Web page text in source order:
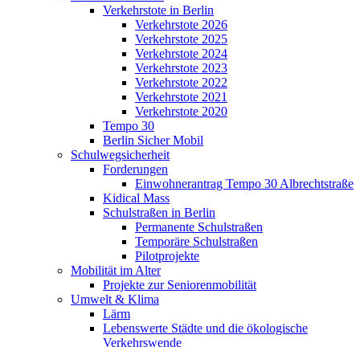
Verkehrstote in Berlin
Verkehrstote 2026
Verkehrstote 2025
Verkehrstote 2024
Verkehrstote 2023
Verkehrstote 2022
Verkehrstote 2021
Verkehrstote 2020
Tempo 30
Berlin Sicher Mobil
Schulwegsicherheit
Forderungen
Einwohnerantrag Tempo 30 Albrechtstraße
Kidical Mass
Schulstraßen in Berlin
Permanente Schulstraßen
Temporäre Schulstraßen
Pilotprojekte
Mobilität im Alter
Projekte zur Seniorenmobilität
Umwelt & Klima
Lärm
Lebenswerte Städte und die ökologische
Verkehrswende